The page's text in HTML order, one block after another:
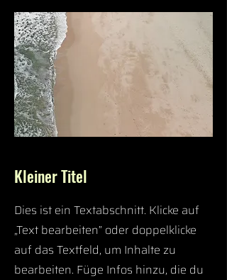
Kleiner Titel
Dies ist ein Textabschnitt. Klicke auf
„Text bearbeiten” oder doppelklicke
auf das Textfeld, um Inhalte zu
bearbeiten. Füge Infos hinzu, die du